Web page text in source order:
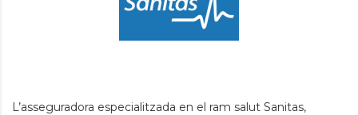
L’asseguradora especialitzada en el ram salut Sanitas,